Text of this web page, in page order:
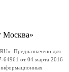
Москва»
Предназначено для
64961 от 04 марта 2016